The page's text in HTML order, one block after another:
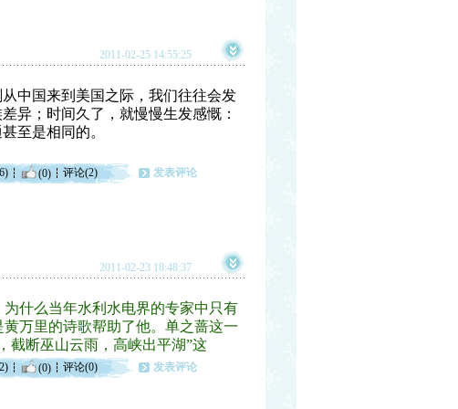
2011-02-25 14:55:25
国来到美国之际，我们往往会发
异；时间久了，就慢慢生发感慨：
至是相同的。
(0) 评论(2) 发表评论
2011-02-23 18:48:37
什么当年水利水电界的专家中只有
万里的诗歌帮助了他。单之蔷这一
截断巫山云雨，高峡出平湖”这
(0) 评论(0) 发表评论